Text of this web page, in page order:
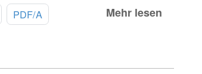
PDF/A
Mehr lesen